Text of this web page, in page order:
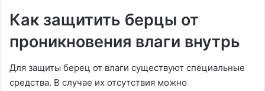
Как защитить берцы от
проникновения влаги внутрь
Для защиты берец от влаги существуют специальные
средства. В случае их отсутствия можно